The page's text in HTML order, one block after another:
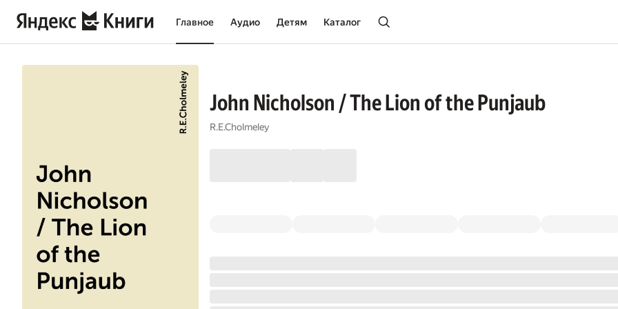
Главное Аудио Детям Каталог
John Nicholson / The Lion of the Punjaub
R.E.Cholmeley